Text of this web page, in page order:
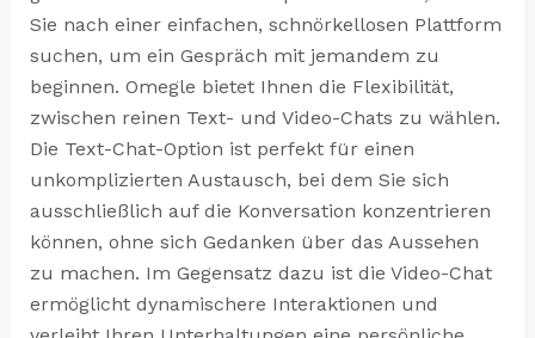
Sie nach einer einfachen, schnörkellosen Plattform
suchen, um ein Gespräch mit jemandem zu
beginnen. Omegle bietet Ihnen die Flexibilität,
zwischen reinen Text- und Video-Chats zu wählen.
Die Text-Chat-Option ist perfekt für einen
unkomplizierten Austausch, bei dem Sie sich
ausschließlich auf die Konversation konzentrieren
können, ohne sich Gedanken über das Aussehen
zu machen. Im Gegensatz dazu ist die Video-Chat
ermöglicht dynamischere Interaktionen und